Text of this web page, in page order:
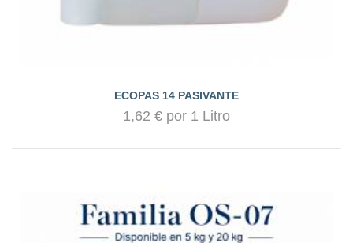
ECOPAS 14 PASIVANTE
1,62 € por 1 Litro